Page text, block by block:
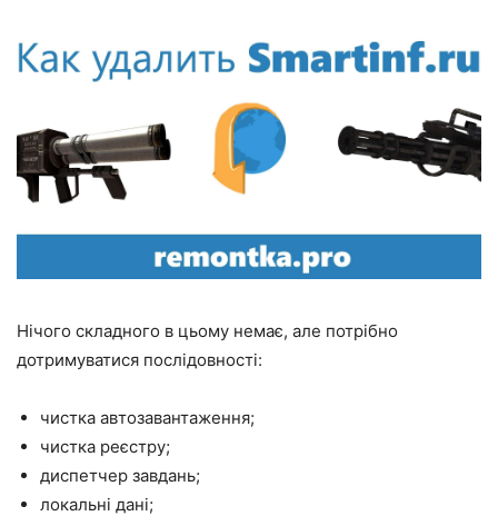
Нічого складного в цьому немає, але потрібно
дотримуватися послідовності:
чистка автозавантаження;
чистка реєстру;
диспетчер завдань;
локальні дані;